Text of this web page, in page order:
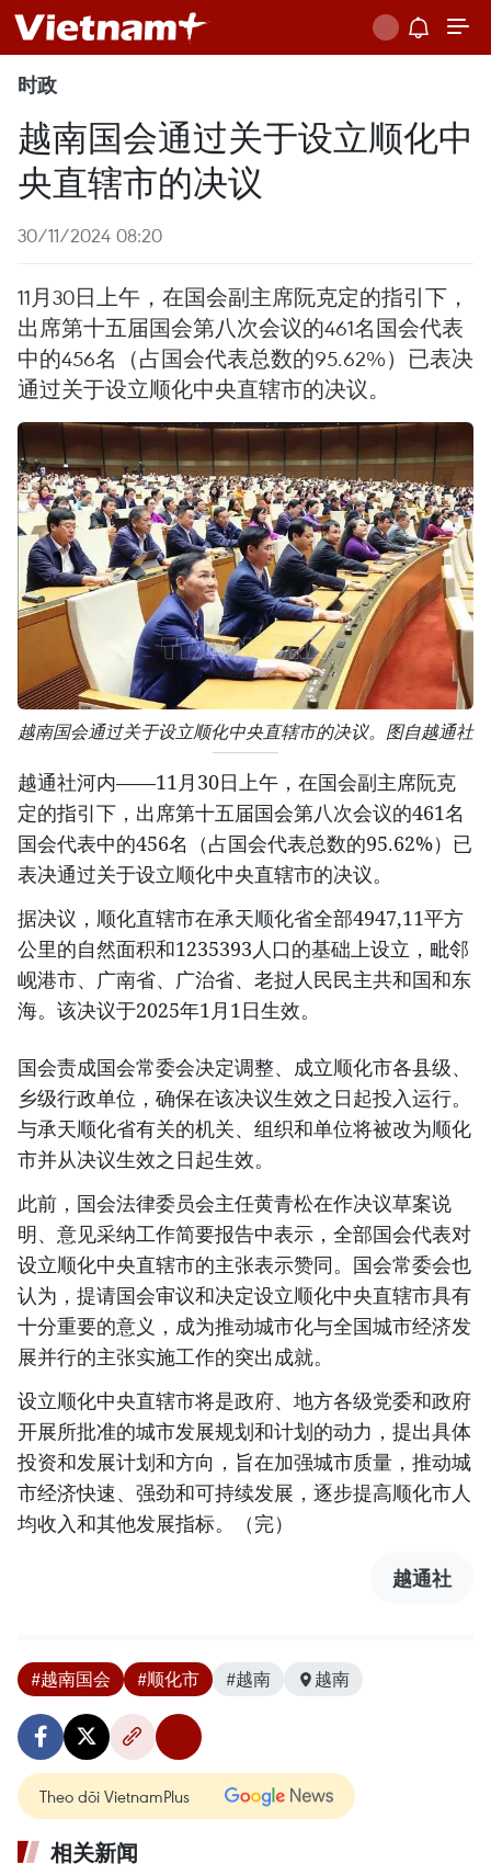
时政
越南国会通过关于设立顺化中
央直辖市的决议
30/11/2024 08:20
11月30日上午，在国会副主席阮克定的指引下，
出席第十五届国会第八次会议的461名国会代表
中的456名（占国会代表总数的95.62%）已表决
通过关于设立顺化中央直辖市的决议。
越南国会通过关于设立顺化中央直辖市的决议。图自越通社
越通社河内——11月30日上午，在国会副主席阮克
定的指引下，出席第十五届国会第八次会议的461名
国会代表中的456名（占国会代表总数的95.62%）已
表决通过关于设立顺化中央直辖市的决议。
据决议，顺化直辖市在承天顺化省全部4947,11平方
公里的自然面积和1235393人口的基础上设立，毗邻
岘港市、广南省、广治省、老挝人民民主共和国和东
海。该决议于2025年1月1日生效。
国会责成国会常委会决定调整、成立顺化市各县级、
乡级行政单位，确保在该决议生效之日起投入运行。
与承天顺化省有关的机关、组织和单位将被改为顺化
市并从决议生效之日起生效。
此前，国会法律委员会主任黄青松在作决议草案说
明、意见采纳工作简要报告中表示，全部国会代表对
设立顺化中央直辖市的主张表示赞同。国会常委会也
认为，提请国会审议和决定设立顺化中央直辖市具有
十分重要的意义，成为推动城市化与全国城市经济发
展并行的主张实施工作的突出成就。
设立顺化中央直辖市将是政府、地方各级党委和政府
开展所批准的城市发展规划和计划的动力，提出具体
投资和发展计划和方向，旨在加强城市质量，推动城
市经济快速、强劲和可持续发展，逐步提高顺化市人
均收入和其他发展指标。（完）
越通社
#越南国会 #顺化市 #越南 越南
Theo dõi VietnamPlus
相关新闻